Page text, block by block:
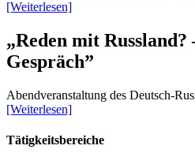
[Weiterlesen]
„Reden mit
Gespräch”
Abendveranstaltung des Deutsch-
[Weiterlesen]
Tätigkeitsbereiche